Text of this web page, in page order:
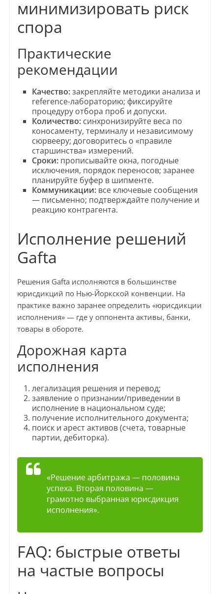
минимизировать риск
спора
Практические
рекомендации
Качество:закрепляйте методики анализа и
reference-лабораторию; фиксируйте
процедуру отбора проб и допуски.
Количество:синхронизируйте веса по
коносаменту, терминалу и независимому
сюрвееру; договоритесь о «правиле
старшинства» измерений.
Сроки:прописывайте окна, погодные
исключения, порядок переносов; заранее
планируйте буфер в шипменте.
Коммуникации:все ключевые сообщения
— письменно; подтверждайте получение и
реакцию контрагента.
Исполнение решений
Gafta
Решения Gafta исполняются в большинстве
юрисдикций по Нью-Йоркской конвенции. На
практике важно заранее определить «юрисдикции
исполнения» — где у оппонента активы, банки,
товары в обороте.
Дорожная карта
исполнения
легализация решения и перевод;
заявление о признании/приведении в
исполнение в национальном суде;
получение исполнительного документа;
поиск и арест активов (счета, товарные
партии, дебиторка).
«Решение арбитража — половина
успеха. Вторая половина —
грамотно выбранная юрисдикция
исполнения».
FAQ: быстрые ответы
на частые вопросы